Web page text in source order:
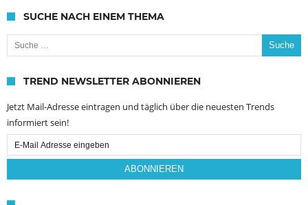
SUCHE NACH EINEM THEMA
Suche nach:
TREND NEWSLETTER ABONNIEREN
Jetzt Mail-Adresse eintragen und täglich über die neuesten Trends
informiert sein!
Email
Subscription
ABONNIEREN